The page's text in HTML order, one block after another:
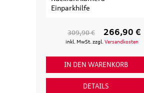
Einparkhilfe
309,90 € 266,90 €
inkl. MwSt. zzgl. Versandkosten
IN DEN WARENKORB
DETAILS